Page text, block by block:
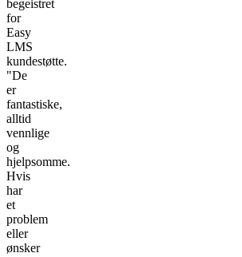
begeistret
for
Easy
LMS
kundestøtte.
"De
er
fantastiske,
alltid
vennlige
og
hjelpsomme.
Hvis
har
et
problem
eller
ønsker